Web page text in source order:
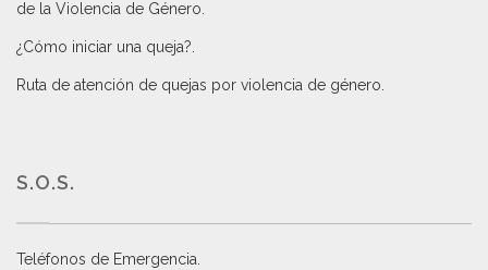
de la Violencia de Género
¿Cómo iniciar una queja?
Ruta de atención de quejas por violencia de género
S.O.S.
Teléfonos de Emergencia.